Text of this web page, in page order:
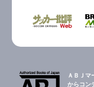
ＡＢＪマ
からコン